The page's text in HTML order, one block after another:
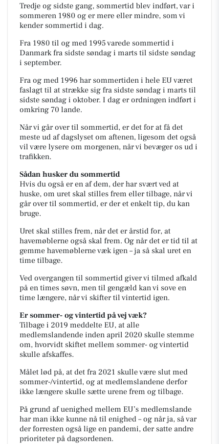
Tredje og sidste gang, sommertid blev indført, var i
sommeren 1980 og er mere eller mindre, som vi
kender sommertid i dag.
Fra 1980 til og med 1995 varede sommertid i
Danmark fra sidste søndag i marts til sidste søndag
i september.
Fra og med 1996 har sommertiden i hele EU været
faslagt til at strække sig fra sidste søndag i marts til
sidste søndag i oktober. I dag er ordningen indført i
omkring 70 lande.
Når vi går over til sommertid, er det for at få det
meste ud af dagslyset om aftenen, ligesom det også
vil være lysere om morgenen, når vi bevæger os ud i
trafikken.
Sådan husker du sommertid
Hvis du også er en af dem, der har svært ved at
huske, om uret skal stilles frem eller tilbage, når vi
går over til sommertid, er der et enkelt tip, du kan
bruge.
Uret skal stilles frem, når det er årstid for, at
havemøblerne også skal frem. Og når det er tid til at
gemme havemøblerne væk igen – ja så skal uret en
time tilbage.
Ved overgangen til sommertid giver vi tilmed afkald
på en times søvn, men til gengæld kan vi sove en
time længere, når vi skifter til vintertid igen.
Er sommer- og vintertid på vej væk?
Tilbage i 2019 meddelte EU, at alle
medlemslandende inden april 2020 skulle stemme
om, hvorvidt skiftet mellem sommer- og vintertid
skulle afskaffes.
Målet lød på, at det fra 2021 skulle være slut med
sommer-/vintertid, og at medlemslandene derfor
ikke længere skulle sætte urene frem og tilbage.
På grund af uenighed mellem EU’s medlemslande
har man ikke kunne nå til enighed – og når ja, så var
der forresten også lige en pandemi, der satte andre
prioriteter på dagsordenen.